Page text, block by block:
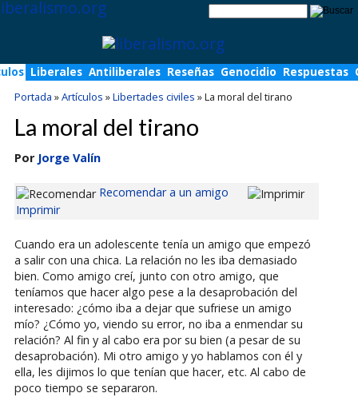
Liberales Antiliberales Reseñas Genocidio Respuestas
Portada »Artículos »Libertades civiles »La moral del tirano
La moral del tirano
Por Jorge Valín
Recomendar a un amigo
Imprimir
Cuando era un adolescente tenía un amigo que empezó
a salir con una chica. La relación no les iba demasiado
bien. Como amigo creí, junto con otro amigo, que
teníamos que hacer algo pese a la desaprobación del
interesado: ¿cómo iba a dejar que sufriese un amigo
mío? ¿Cómo yo, viendo su error, no iba a enmendar su
relación? Al fin y al cabo era por su bien (a pesar de su
desaprobación). Mi otro amigo y yo hablamos con él y
ella, les dijimos lo que tenían que hacer, etc. Al cabo de
poco tiempo se separaron.